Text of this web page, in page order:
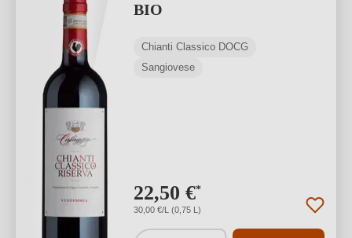
BIO
Chianti Classico DOCG
Sangiovese
22,50 €*
30,00 €/L (0,75 L)